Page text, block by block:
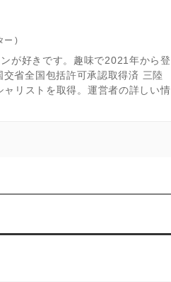
ー)
が好きです。趣味で2021年から登
省全国包括許可承認取得済 三陸
リストを取得。運営者の詳しい情